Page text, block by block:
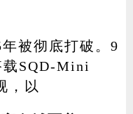
被彻底打破。9
载SQD-Mini
，以